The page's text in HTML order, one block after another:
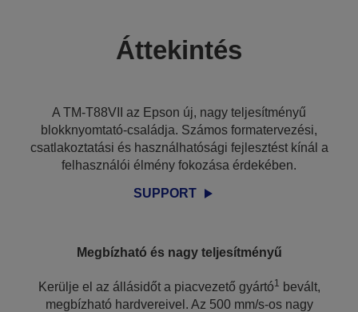
Áttekintés
A TM-T88VII az Epson új, nagy teljesítményű
blokknyomtató-családja. Számos formatervezési,
csatlakoztatási és használhatósági fejlesztést kínál a
felhasználói élmény fokozása érdekében.
SUPPORT
Megbízható és nagy teljesítményű
Kerülje el az állásidőt a piacvezető gyártó1 bevált,
megbízható hardvereivel. Az 500 mm/s-os nagy